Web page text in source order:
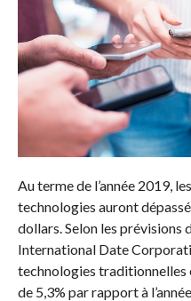
Au terme de l’année 2019,
technologies auront
dollars. Selon les prévisions
International Date
technologies traditionnelles
de 5,3% par rapport à